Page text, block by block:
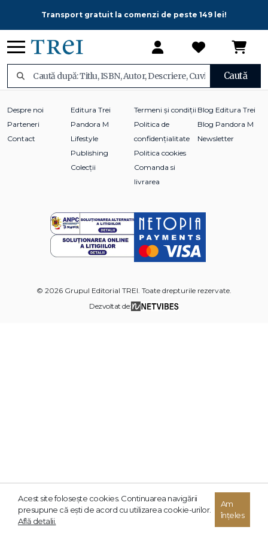
Transport gratuit la comenzi de peste 149 lei!
Caută
Despre noi
Parteneri
Contact
Editura Trei
Pandora M
Lifestyle
Publishing
Colecții
Termeni și condiții
Politica de
confidențialitate
Politica cookies
Comanda si
livrarea
Blog Editura Trei
Blog Pandora M
Newsletter
© 2026 Grupul Editorial TREI. Toate drepturile rezervate.
Dezvoltat de:
Acest site foloseşte cookies. Continuarea navigării
presupune că eşti de acord cu utilizarea cookie-urilor.
Află detalii.
Am
înțeles